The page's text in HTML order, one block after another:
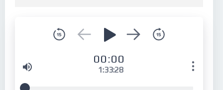
00:00
1:33:28